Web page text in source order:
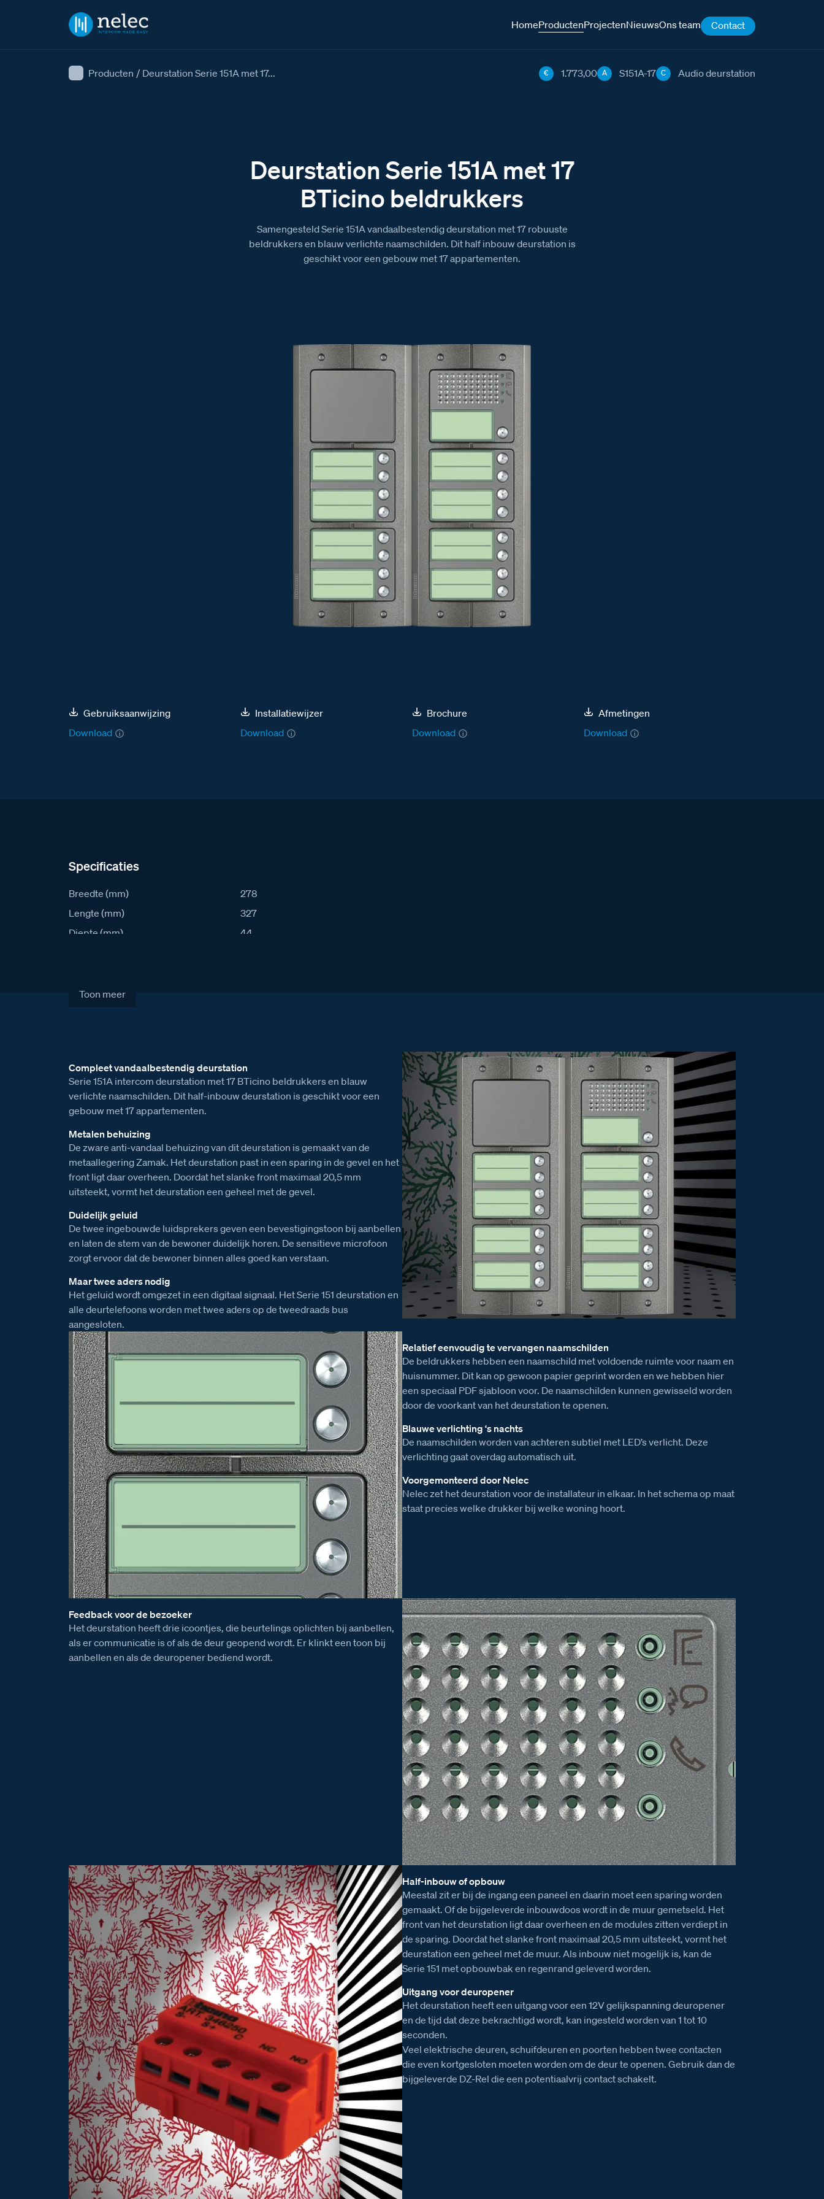
HomeProductenProjectenNieuwsOns team Contact
Producten / Deurstation Serie 151A met 17... € 1.773,00 A S151A-17 C Audio deurstation
Deurstation Serie 151A met 17
BTicino beldrukkers
Samengesteld Serie 151A vandaalbestendig deurstation met 17 robuuste
beldrukkers en blauw verlichte naamschilden. Dit half inbouw deurstation is
geschikt voor een gebouw met 17 appartementen.
Gebruiksaanwijzing
Download
Installatiewijzer
Download
Brochure
Download
Afmetingen
Download
Specificaties
Breedte (mm)
278
Lengte (mm)
327
Diepte (mm)
44
Stroomafname in rust (mA)
Toon meer
Compleet vandaalbestendig deurstation
Serie 151A intercom deurstation met 17 BTicino beldrukkers en blauw
verlichte naamschilden. Dit half-inbouw deurstation is geschikt voor een
gebouw met 17 appartementen.
Metalen behuizing
De zware anti-vandaal behuizing van dit deurstation is gemaakt van de
metaallegering Zamak. Het deurstation past in een sparing in de gevel en het
front ligt daar overheen. Doordat het slanke front maximaal 20,5 mm
uitsteekt, vormt het deurstation een geheel met de gevel.
Duidelijk geluid
De twee ingebouwde luidsprekers geven een bevestigingstoon bij aanbellen
en laten de stem van de bewoner duidelijk horen. De sensitieve microfoon
zorgt ervoor dat de bewoner binnen alles goed kan verstaan.
Maar twee aders nodig
Het geluid wordt omgezet in een digitaal signaal. Het Serie 151 deurstation en
alle deurtelefoons worden met twee aders op de tweedraads bus
aangesloten.
Relatief eenvoudig te vervangen naamschilden
De beldrukkers hebben een naamschild met voldoende ruimte voor naam en
huisnummer. Dit kan op gewoon papier geprint worden en we hebben hier
een speciaal PDF sjabloon voor. De naamschilden kunnen gewisseld worden
door de voorkant van het deurstation te openen.
Blauwe verlichting ‘s nachts
De naamschilden worden van achteren subtiel met LED’s verlicht. Deze
verlichting gaat overdag automatisch uit.
Voorgemonteerd door Nelec
Nelec zet het deurstation voor de installateur in elkaar. In het schema op maat
staat precies welke drukker bij welke woning hoort.
Feedback voor de bezoeker
Het deurstation heeft drie icoontjes, die beurtelings oplichten bij aanbellen,
als er communicatie is of als de deur geopend wordt. Er klinkt een toon bij
aanbellen en als de deuropener bediend wordt.
Half-inbouw of opbouw
Meestal zit er bij de ingang een paneel en daarin moet een sparing worden
gemaakt. Of de bijgeleverde inbouwdoos wordt in de muur gemetseld. Het
front van het deurstation ligt daar overheen en de modules zitten verdiept in
de sparing. Doordat het slanke front maximaal 20,5 mm uitsteekt, vormt het
deurstation een geheel met de muur. Als inbouw niet mogelijk is, kan de
Serie 151 met opbouwbak en regenrand geleverd worden.
Uitgang voor deuropener
Het deurstation heeft een uitgang voor een 12V gelijkspanning deuropener
en de tijd dat deze bekrachtigd wordt, kan ingesteld worden van 1 tot 10
seconden.
Veel elektrische deuren, schuifdeuren en poorten hebben twee contacten
die even kortgesloten moeten worden om de deur te openen. Gebruik dan de
bijgeleverde DZ-Rel die een potentiaalvrij contact schakelt.